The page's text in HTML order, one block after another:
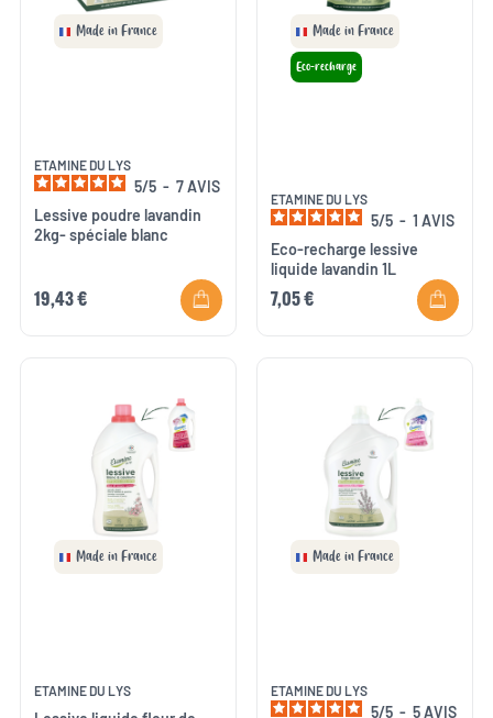
Made in France
ETAMINE DU LYS
5/5 - 7AVIS
Lessive poudre lavandin
2kg- spéciale blanc
19,43 €
Made in France
Eco-recharge
ETAMINE DU LYS
5/5 - 1AVIS
Eco-recharge lessive
liquide lavandin 1L
7,05 €
Made in France
ETAMINE DU LYS
Made in France
ETAMINE DU LYS
5/5 - 5AVIS